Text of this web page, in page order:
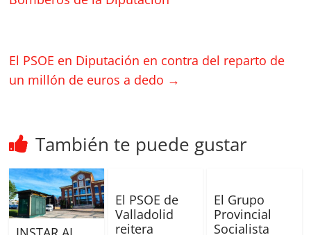
El PSOE en Diputación en contra del reparto de
un millón de euros a dedo →
También te puede gustar
El PSOE de
Valladolid
reitera
El Grupo
Provincial
Socialista